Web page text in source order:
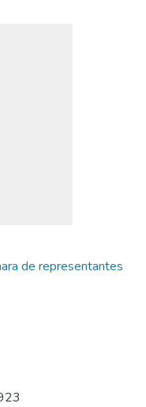
de representantes